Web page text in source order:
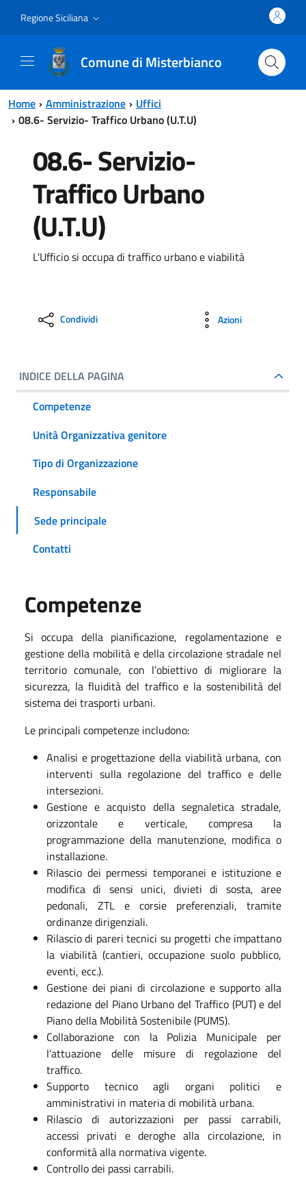
Regione Siciliana
Comune di Misterbianco
Home Amministrazione
Uffici
08.6- Servizio- Traffico Urbano (U.T.U)
08.6- Servizio-
Traffico Urbano
(U.T.U)
L'Ufficio si occupa di traffico urbano e viabilità
Condividi Azioni
INDICE DELLA PAGINA
Competenze
Unità Organizzativa genitore
Tipo di Organizzazione
Responsabile
Sede principale
Contatti
Competenze
Si occupa della pianificazione, regolamentazione e
gestione della mobilità e della circolazione stradale nel
territorio comunale, con l’obiettivo di migliorare la
sicurezza, la fluidità del traffico e la sostenibilità del
sistema dei trasporti urbani.
Le principali competenze includono:
Analisi e progettazione della viabilità urbana, con
interventi sulla regolazione del traffico e delle
intersezioni.
Gestione e acquisto della segnaletica stradale,
orizzontale e verticale, compresa la
programmazione della manutenzione, modifica o
installazione.
Rilascio dei permessi temporanei e istituzione e
modifica di sensi unici, divieti di sosta, aree
pedonali, ZTL e corsie preferenziali, tramite
ordinanze dirigenziali.
Rilascio di pareri tecnici su progetti che impattano
la viabilità (cantieri, occupazione suolo pubblico,
eventi, ecc.).
Gestione dei piani di circolazione e supporto alla
redazione del Piano Urbano del Traffico (PUT) e del
Piano della Mobilità Sostenibile (PUMS).
Collaborazione con la Polizia Municipale per
l’attuazione delle misure di regolazione del
traffico.
Supporto tecnico agli organi politici e
amministrativi in materia di mobilità urbana.
Rilascio di autorizzazioni per passi carrabili,
accessi privati e deroghe alla circolazione, in
conformità alla normativa vigente.
Controllo dei passi carrabili.